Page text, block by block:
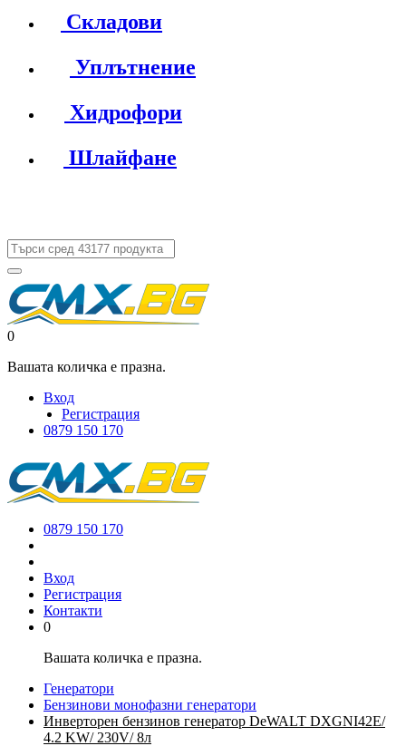
Складови
Уплътнение
Хидрофори
Шлайфане
0
Вашата количка е празна.
Вход
Регистрация
0879 150 170
0879 150 170
Вход
Регистрация
Контакти
0
Вашата количка е празна.
Генератори
Бензинови монофазни генератори
Инверторен бензинов генератор DeWALT DXGNI42E/
4.2 KW/ 230V/ 8л